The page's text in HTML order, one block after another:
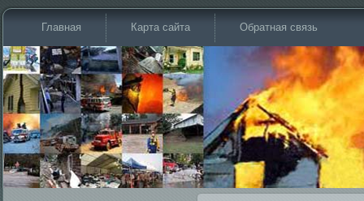
Главная Карта сайта Обратная связь